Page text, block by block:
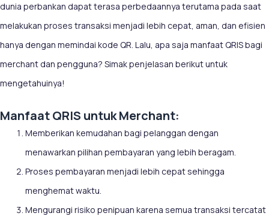
dunia perbankan dapat terasa perbedaannya terutama pada saat
melakukan proses transaksi menjadi lebih cepat, aman, dan efisien
hanya dengan memindai kode QR. Lalu, apa saja manfaat QRIS bagi
merchant dan pengguna? Simak penjelasan berikut untuk
mengetahuinya!
Manfaat QRIS untuk Merchant:
Memberikan kemudahan bagi pelanggan dengan
menawarkan pilihan pembayaran yang lebih beragam.
Proses pembayaran menjadi lebih cepat sehingga
menghemat waktu.
Mengurangi risiko penipuan karena semua transaksi tercatat